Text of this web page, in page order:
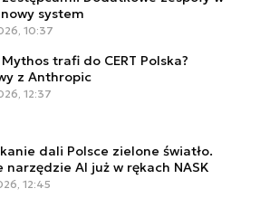
system
10:37
trafi do CERT Polska?
z Anthropic
12:37
dali Polsce zielone światło.
narzędzie AI już w rękach NASK
12:45